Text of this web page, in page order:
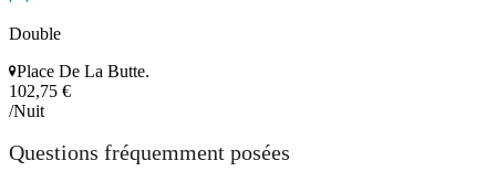
Double
Place De La Butte.
102,75 €
/Nuit
Questions fréquemment posées